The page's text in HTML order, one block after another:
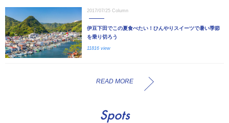
2017/07/25 Column
伊豆下田でこの夏食べたい！ひんやりスイーツで暑い季節
を乗り切ろう
11816 view
READ MORE
Spots